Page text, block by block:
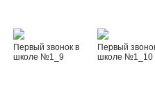
Первый звонок в
школе №1_9
Первый
школе №1_10